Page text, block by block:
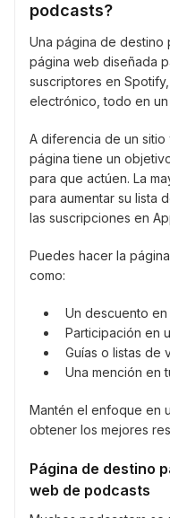
podcasts?
Una página de destino
página web diseñada
suscriptores en
electrónico, todo en un
A diferencia de un
página tiene un
para que actúen. La
para aumentar su lista
las suscripciones en
Puedes hacer la
como:
Un descuento
Participación en
Guías o listas de
Una mención en
Mantén el enfoque en
obtener los mejores
Página de destino
web de podcasts